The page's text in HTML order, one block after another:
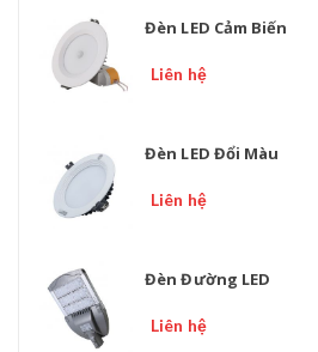
Đèn LED Cảm Biến
Liên hệ
Đèn LED Đổi Màu
Liên hệ
Đèn Đường LED
Liên hệ